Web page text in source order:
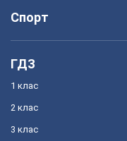
Спорт
ГДЗ
1 клас
2 клас
3 клас